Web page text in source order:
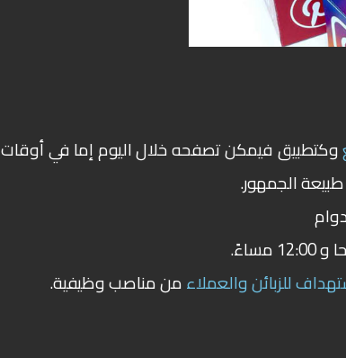
وكتطبيق فيمكن تصفحه خلال اليوم إمافي أوقات
الجمهور.
للزبائن والعملاءمن مناصب وظيفية.